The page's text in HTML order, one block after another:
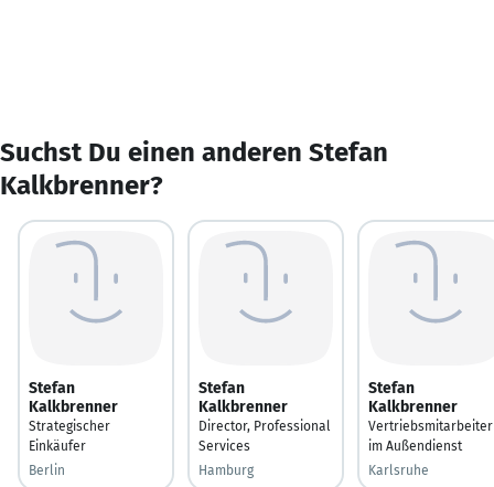
Suchst Du einen anderen Stefan
Kalkbrenner?
Stefan
Kalkbrenner
Strategischer
Einkäufer
Berlin
Stefan
Kalkbrenner
Director, Professional
Services
Hamburg
Stefan
Kalkbrenner
Vertriebsmitarbeiter
im Außendienst
Karlsruhe